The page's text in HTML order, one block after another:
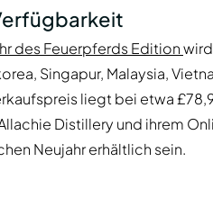
des Feuerpferds Edition
Singapur, Malaysia,
liegt bei etwa
Distillery und ihrem
Neujahr erhältlich sein.